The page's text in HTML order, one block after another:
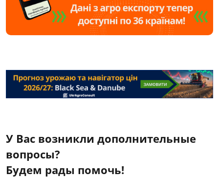
У Вас возникли дополнительные
вопросы?
Будем рады помочь!